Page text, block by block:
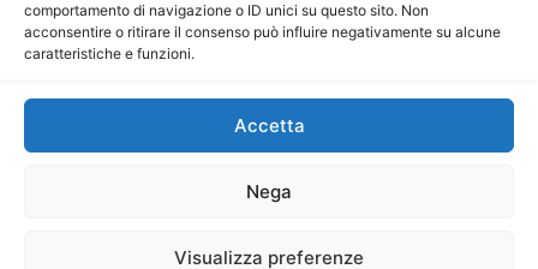
comportamento di navigazione o ID unici su questo sito. Non
acconsentire o ritirare il consenso può influire negativamente su alcune
caratteristiche e funzioni.
Accetta
Nega
Visualizza preferenze
Direttore Responsabile: Maria Calabrese
P.IVA: 06334930820
Mercurio Comunicazione Società Cooperativa a r.l. è
iscritta al Registro degli Operatori di Comunicazione al